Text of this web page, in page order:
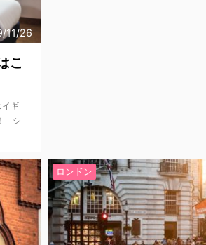
11/26
こ
イギ
シ
ロンドン